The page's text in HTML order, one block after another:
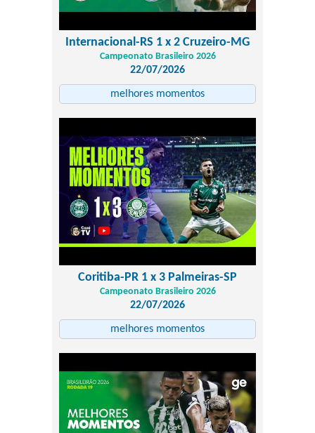
Internacional-RS 1 x 2 Cruzeiro-MG
Campeonato Brasileiro 2026
22/07/2026
melhores momentos
Coritiba-PR 1 x 3 Palmeiras-SP
Campeonato Brasileiro 2026
22/07/2026
melhores momentos